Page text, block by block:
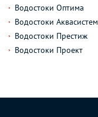
Водостоки Оптима
Водостоки Аквасистем
Водостоки Престиж
Водостоки Проект